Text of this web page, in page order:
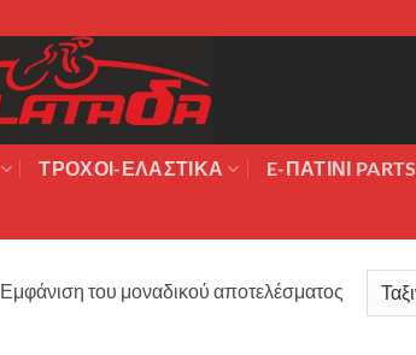
ΤΡΟΧΟΙ-ΕΛΑΣΤΙΚΑ E-ΠΑΤΙΝΙ PARTS
Εμφάνιση του μοναδικού αποτελέσματος